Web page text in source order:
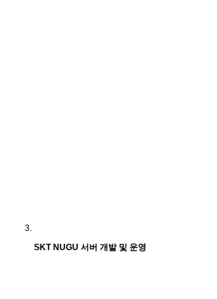
SKT NUGU 서버 개발 및 운영